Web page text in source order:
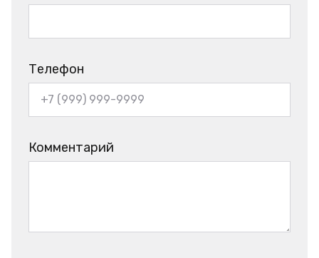
Телефон
Комментарий